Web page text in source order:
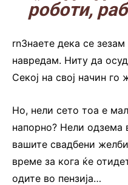
роботи,
rnЗнаете дека се
навредам. Ниту да
Секој на свој начин го
Но, нели сето тоа е
напорно? Нели одзема
вашите свадбени
време за кога ќе
одите во пензија…